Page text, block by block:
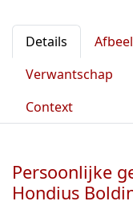
Details
Verwantschap
Context
Persoonlijke
Hondius